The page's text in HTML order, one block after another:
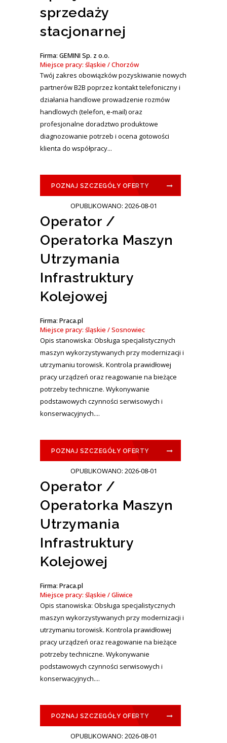
sprzedaży
stacjonarnej
Firma: GEMINI Sp. z o.o.
Miejsce pracy: śląskie / Chorzów
Twój zakres obowiązków pozyskiwanie nowych
partnerów B2B poprzez kontakt telefoniczny i
działania handlowe prowadzenie rozmów
handlowych (telefon, e-mail) oraz
profesjonalne doradztwo produktowe
diagnozowanie potrzeb i ocena gotowości
klienta do współpracy...
POZNAJ SZCZEGÓŁY OFERTY
OPUBLIKOWANO: 2026-08-01
Operator /
Operatorka Maszyn
Utrzymania
Infrastruktury
Kolejowej
Firma: Praca.pl
Miejsce pracy: śląskie / Sosnowiec
Opis stanowiska: Obsługa specjalistycznych
maszyn wykorzystywanych przy modernizacji i
utrzymaniu torowisk. Kontrola prawidłowej
pracy urządzeń oraz reagowanie na bieżące
potrzeby techniczne. Wykonywanie
podstawowych czynności serwisowych i
konserwacyjnych....
POZNAJ SZCZEGÓŁY OFERTY
OPUBLIKOWANO: 2026-08-01
Operator /
Operatorka Maszyn
Utrzymania
Infrastruktury
Kolejowej
Firma: Praca.pl
Miejsce pracy: śląskie / Gliwice
Opis stanowiska: Obsługa specjalistycznych
maszyn wykorzystywanych przy modernizacji i
utrzymaniu torowisk. Kontrola prawidłowej
pracy urządzeń oraz reagowanie na bieżące
potrzeby techniczne. Wykonywanie
podstawowych czynności serwisowych i
konserwacyjnych....
POZNAJ SZCZEGÓŁY OFERTY
OPUBLIKOWANO: 2026-08-01